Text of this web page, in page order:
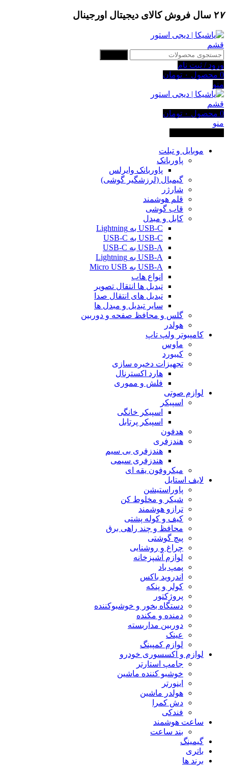
۲۷ سال فروش کالای دیجیتال اورجینال
ورود / ثبت نام
0 محصول ۰ تومان
منو
0 محصول ۰ تومان
منو
موبایل و تبلت
پاوربانک
پاوربانک وایرلس
گیمبال (لرزشگیر گوشی)
شارژر
قلم هوشمند
قاب گوشی
کابل و مبدل
USB-C به Lightning
USB-C به USB-C
USB-A به USB-C
USB-A به Lightning
USB-A به Micro USB
انواع هاب
تبدیل ها انتقال تصویر
تبدیل های انتقال صدا
سایر تبدیل و مبدل ها
گلس و محافظ صفحه و دوربین
هولدر
کامپیوتر ولپ تاپ
ماوس
کیبورد
تجهیزات دخیره سازی
هارد اکسترنال
فلش و مموری
لوازم صوتی
اسپیکر
اسپیکر خانگی
اسپیکر پرتابل
هدفون
هندزفری
هندزفری بی سیم
هندزفری سیمی
میکروفون یقه ای
لایف استایل
پاوراستیشن
شیکر و مخلوط کن
ترازو هوشمند
کیف و کوله پشتی
محافظ و چند راهی برق
پیچ گوشتی
چراغ و روشنایی
لوازم آشپزخانه
پمپ باد
اندروید باکس
کولر و پنکه
پروژکتور
دستگاه بخور و خوشبوکننده
دمنده و مکنده
دوربین مداربسته
عینک
لوازم کمپینگ
لوازم و اکسسوری خودرو
جامپ استارتر
خوشبو کننده ماشین
اینورتر
هولدر ماشین
دش کمرا
فندکی
ساعت هوشمند
بند ساعت
گیمینگ
باتری
برند ها